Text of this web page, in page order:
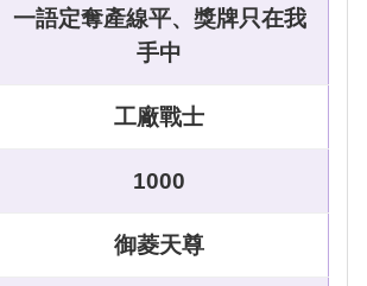
一語定奪產線平、獎牌只在我
手中
工廠戰士
1000
御菱天尊